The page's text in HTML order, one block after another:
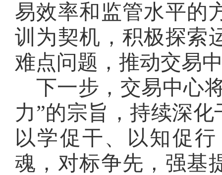
易效率和监管水平的
训为契机，积极探索
难点问题，推动交易
下一步，交易中心
力”的宗旨，持续深
以学促干、以知促
魂，对标争先，强基